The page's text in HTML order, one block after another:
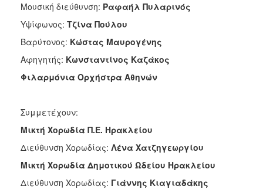
Μουσική διεύθυνση: Ραφαήλ Πυλαρινός
Υψίφωνος: Τζίνα Πούλου
Βαρύτονος: Κώστας Μαυρογένης
Αφηγητής: Κωνσταντίνος Καζάκος
Φιλαρμόνια Ορχήστρα Αθηνών
Συμμετέχουν:
Μικτή Χορωδία Π.Ε. Ηρακλείου
Διεύθυνση Χορωδίας: Λένα Χατζηγεωργίου
Μικτή Χορωδία Δημοτικού Ωδείου Ηρακλείου
Διεύθυνση Χορωδίας: Γιάννης Κιαγιαδάκης